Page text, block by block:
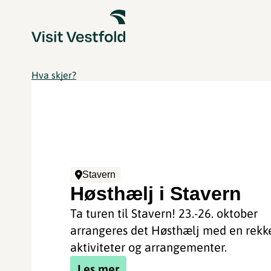
Hva skjer?
Stavern
Høsthælj i Stavern
Ta turen til Stavern! 23.-26. oktober
arrangeres det Høsthælj med en
aktiviteter og arrangementer.